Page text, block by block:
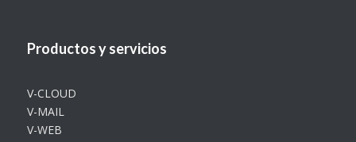
Productos y servicios
V-CLOUD
V-MAIL
V-WEB